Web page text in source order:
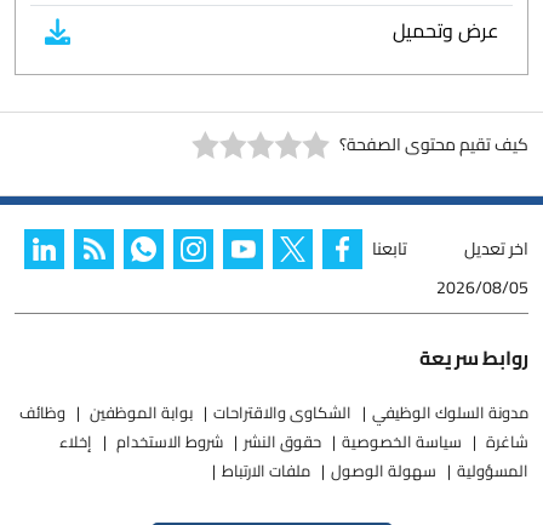
عرض وتحميل
كيف تقيم محتوى الصفحة؟
اخر تعديل
2026/08/05
تابعنا
روابط سريعة
مدونة السلوك الوظيفي الشكاوى والاقتراحات بوابة الموظفين
وظائف
شاغرة
سياسة الخصوصية حقوق النشر شروط الاستخدام
إخلاء
المسؤولية
سهولة الوصول ملفات الارتباط